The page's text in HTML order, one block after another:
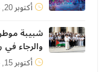
أكتوبر 20, 2025
شبيبة
والرجاء في
أكتوبر 15, 2025